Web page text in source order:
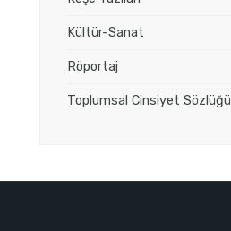
Kültür-Sanat
Röportaj
Toplumsal Cinsiyet Sözlüğü